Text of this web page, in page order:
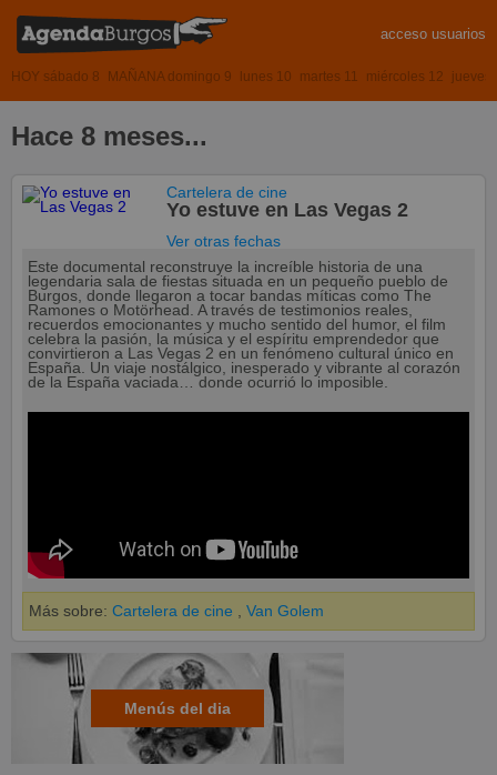
acceso usuarios
HOY sábado 8 MAÑANA domingo 9 lunes 10 martes 11 miércoles 12 jueves
Hace 8 meses...
Cartelera de cine
Yo estuve en Las Vegas 2
Ver otras fechas
Este documental reconstruye la increíble historia de una
legendaria sala de fiestas situada en un pequeño pueblo de
Burgos, donde llegaron a tocar bandas míticas como The
Ramones o Motörhead. A través de testimonios reales,
recuerdos emocionantes y mucho sentido del humor, el film
celebra la pasión, la música y el espíritu emprendedor que
convirtieron a Las Vegas 2 en un fenómeno cultural único en
España. Un viaje nostálgico, inesperado y vibrante al corazón
de la España vaciada… donde ocurrió lo imposible.
Más sobre: Cartelera de cine Van Golem
Menús del dia